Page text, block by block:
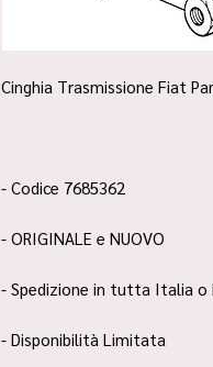
Cinghia Trasmissione Fiat
- Codice 7685362
- ORIGINALE e NUOVO
- Spedizione in tutta Italia o
- Disponibilità Limitata